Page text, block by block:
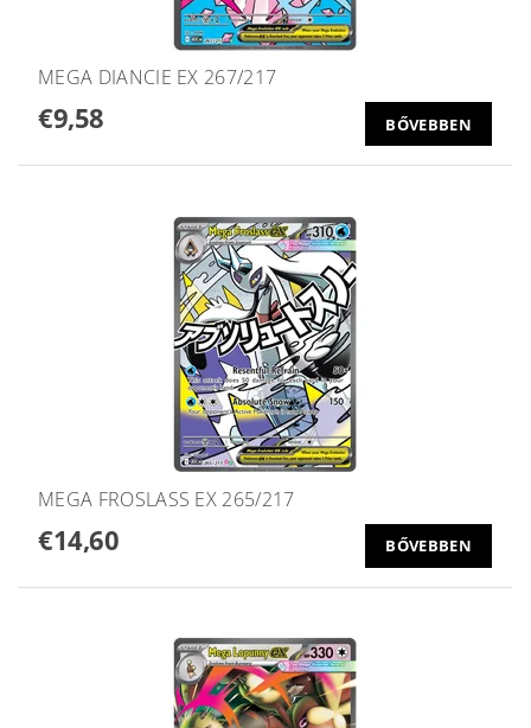
MEGA DIANCIE EX 267/217
€9,58 BŐVEBBEN
MEGA FROSLASS EX 265/217
€14,60 BŐVEBBEN